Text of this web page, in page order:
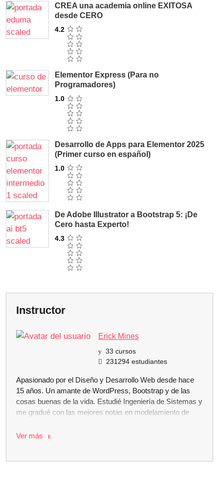
CREA una academia online EXITOSA
desde CERO
4.2
Elementor Express (Para no
Programadores)
1.0
Desarrollo de Apps para Elementor 2025
(Primer curso en español)
1.0
De Adobe Illustrator a Bootstrap 5: ¡De
Cero hasta Experto!
4.3
Instructor
Erick Mines
33 cursos
231294 estudiantes
Apasionado por el Diseño y Desarrollo Web desde hace
15 años. Un amante de WordPress, Bootstrap y de las
cosas buenas de la vida. Estudié Ingeniería de Sistemas y
me gradué con las mejores notas en modelamiento de
numérico, álgebra lineal, entre otros cursos.
Ver más